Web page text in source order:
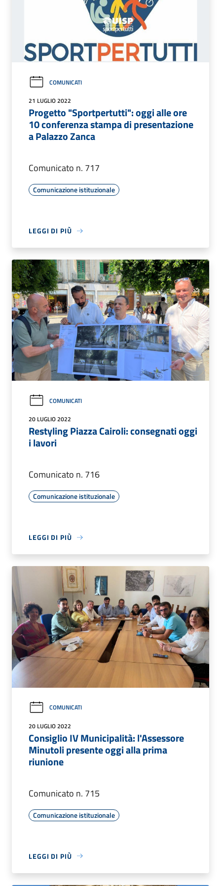
COMUNICATI
21 LUGLIO 2022
Progetto "Sportpertutti": oggi alle ore
10 conferenza stampa di presentazione
a Palazzo Zanca
Comunicato n. 717
Comunicazione istituzionale
LEGGI DI PIÙ
COMUNICATI
20 LUGLIO 2022
Restyling Piazza Cairoli: consegnati oggi
i lavori
Comunicato n. 716
Comunicazione istituzionale
LEGGI DI PIÙ
COMUNICATI
20 LUGLIO 2022
Consiglio IV Municipalità: l'Assessore
Minutoli presente oggi alla prima
riunione
Comunicato n. 715
Comunicazione istituzionale
LEGGI DI PIÙ